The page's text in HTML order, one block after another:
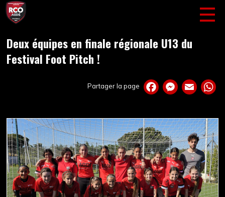
Deux équipes en finale régionale U13 du
Festival Foot Pitch !
Partager la page